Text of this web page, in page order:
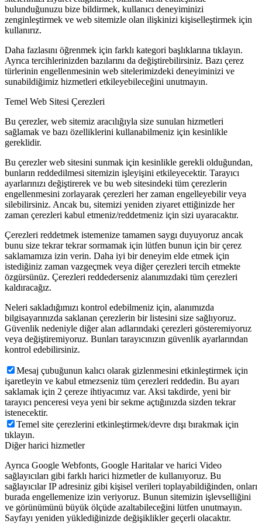
bulunduğunuzu bize bildirmek, kullanıcı deneyiminizi
zenginleştirmek ve web sitemizle olan ilişkinizi kişiselleştirmek için
kullanırız.
Daha fazlasını öğrenmek için farklı kategori başlıklarına tıklayın.
Ayrıca tercihlerinizden bazılarını da değiştirebilirsiniz. Bazı çerez
türlerinin engellenmesinin web sitelerimizdeki deneyiminizi ve
sunabildiğimiz hizmetleri etkileyebileceğini unutmayın.
Temel Web Sitesi Çerezleri
Bu çerezler, web sitemiz aracılığıyla size sunulan hizmetleri
sağlamak ve bazı özelliklerini kullanabilmeniz için kesinlikle
gereklidir.
Bu çerezler web sitesini sunmak için kesinlikle gerekli olduğundan,
bunların reddedilmesi sitemizin işleyişini etkileyecektir. Tarayıcı
ayarlarınızı değiştirerek ve bu web sitesindeki tüm çerezlerin
engellenmesini zorlayarak çerezleri her zaman engelleyebilir veya
silebilirsiniz. Ancak bu, sitemizi yeniden ziyaret ettiğinizde her
zaman çerezleri kabul etmeniz/reddetmeniz için sizi uyaracaktır.
Çerezleri reddetmek istemenize tamamen saygı duyuyoruz ancak
bunu size tekrar tekrar sormamak için lütfen bunun için bir çerez
saklamamıza izin verin. Daha iyi bir deneyim elde etmek için
istediğiniz zaman vazgeçmek veya diğer çerezleri tercih etmekte
özgürsünüz. Çerezleri reddederseniz alanımızdaki tüm çerezleri
kaldıracağız.
Neleri sakladığımızı kontrol edebilmeniz için, alanımızda
bilgisayarınızda saklanan çerezlerin bir listesini size sağlıyoruz.
Güvenlik nedeniyle diğer alan adlarındaki çerezleri gösteremiyoruz
veya değiştiremiyoruz. Bunları tarayıcınızın güvenlik ayarlarından
kontrol edebilirsiniz.
Mesaj çubuğunun kalıcı olarak gizlenmesini etkinleştirmek için
işaretleyin ve kabul etmezseniz tüm çerezleri reddedin. Bu ayarı
saklamak için 2 çereze ihtiyacımız var. Aksi takdirde, yeni bir
tarayıcı penceresi veya yeni bir sekme açtığınızda sizden tekrar
istenecektir.
Temel site çerezlerini etkinleştirmek/devre dışı bırakmak için
tıklayın.
Diğer harici hizmetler
Ayrıca Google Webfonts, Google Haritalar ve harici Video
sağlayıcıları gibi farklı harici hizmetler de kullanıyoruz. Bu
sağlayıcılar IP adresiniz gibi kişisel verileri toplayabildiğinden, onları
burada engellemenize izin veriyoruz. Bunun sitemizin işlevselliğini
ve görünümünü büyük ölçüde azaltabileceğini lütfen unutmayın.
Sayfayı yeniden yüklediğinizde değişiklikler geçerli olacaktır.